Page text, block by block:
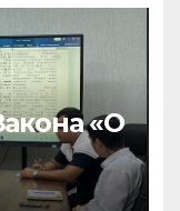
«О